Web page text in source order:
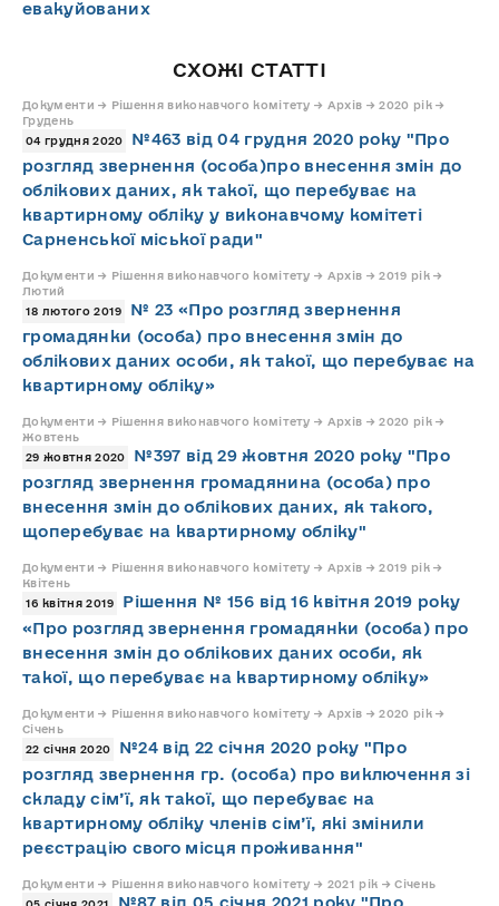
евакуйованих
СХОЖІ СТАТТІ
Документи → Рішення виконавчого комітету → Архів → 2020 рік →
Грудень
04 грудня 2020
№463 від 04 грудня 2020 року "Про
розгляд звернення (особа)про внесення змін до
облікових даних, як такої, що перебуває на
квартирному обліку у виконавчому комітеті
Сарненської міської ради"
Документи → Рішення виконавчого комітету → Архів → 2019 рік →
Лютий
18 лютого 2019
№ 23 «Про розгляд звернення
громадянки (особа) про внесення змін до
облікових даних особи, як такої, що перебуває на
квартирному обліку»
Документи → Рішення виконавчого комітету → Архів → 2020 рік →
Жовтень
29 жовтня 2020
№397 від 29 жовтня 2020 року "Про
розгляд звернення громадянина (особа) про
внесення змін до облікових даних, як такого,
щоперебуває на квартирному обліку"
Документи → Рішення виконавчого комітету → Архів → 2019 рік →
Квітень
16 квітня 2019
Рішення № 156 від 16 квітня 2019 року
«Про розгляд звернення громадянки (особа) про
внесення змін до облікових даних особи, як
такої, що перебуває на квартирному обліку»
Документи → Рішення виконавчого комітету → Архів → 2020 рік →
Січень
22 січня 2020
№24 від 22 січня 2020 року "Про
розгляд звернення гр. (особа) про виключення зі
складу сім’ї, як такої, що перебуває на
квартирному обліку членів сім’ї, які змінили
реєстрацію свого місця проживання"
Документи → Рішення виконавчого комітету → 2021 рік → Січень
№87 від 05 січня 2021 року "Про